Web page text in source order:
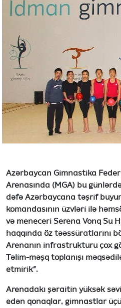
Azərbaycan Gimnastika
Arenasında (MGA) bu
dəfə Azərbaycana təşrif
komandasının üzvləri ilə
və meneceri Serena Vonq Su
haqqında öz təəssüratlarını
Arenanın infrastrukturu çox
Təlim-məşq toplanışı
etmirik”.
Arenadakı şəraitin yüksək
edən qonaqlar, gimnastlar